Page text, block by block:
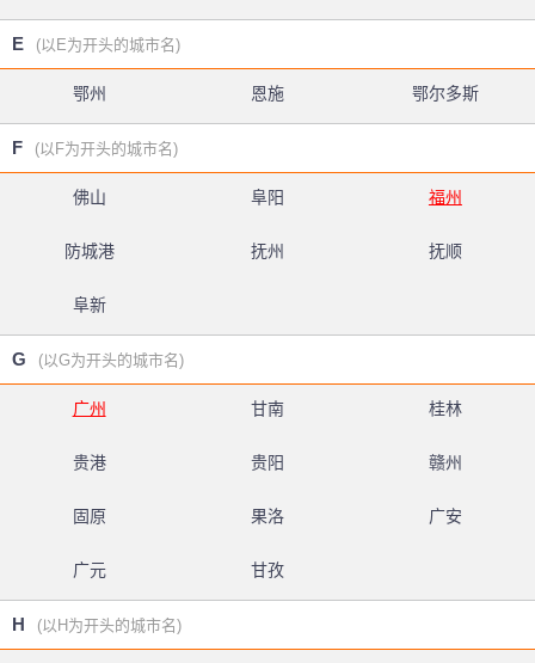
E (以E为开头的城市名)
鄂州 恩施 鄂尔多斯
F (以F为开头的城市名)
佛山 阜阳 福州
防城港 抚州 抚顺
阜新
G (以G为开头的城市名)
广州 甘南 桂林
贵港 贵阳 赣州
固原 果洛 广安
广元 甘孜
H (以H为开头的城市名)